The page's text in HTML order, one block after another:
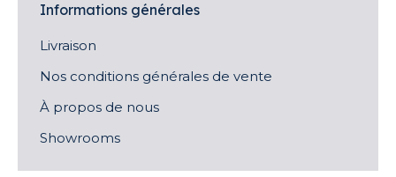
Informations générales
Livraison
Nos conditions générales de vente
À propos de nous
Showrooms